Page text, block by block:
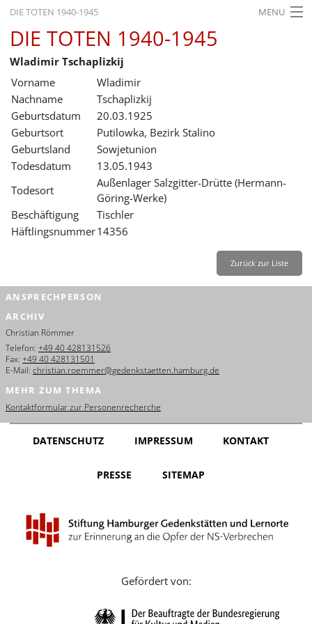
DIE TOTEN 1940-1945 MENU
STARTSEITE
AKTUELLES
AUSSTELLUNGEN
GESCHICHTE
BILDUNG
SERVICE
Deutsch Zurück
Deutsch
Français
Dansk
Español
Italiano
Português
Yкраїнський
Русский
Gebärdensprache
DIE TOTEN 1940-1945
Wladimir Tschaplizkij
Vorname
Wladimir
Nachname
Tschaplizkij
Geburtsdatum
20.03.1925
Geburtsort
Putilowka, Bezirk Stalino
Geburtsland
Sowjetunion
Todesdatum
13.05.1943
Todesort
Außenlager Salzgitter-Drütte (Hermann-
Göring-Werke)
Beschäftigung
Tischler
Häftlingsnummer14356
Zurück zur Liste
ANSPRECHPERSON
ARCHIV
Christian Römmer
Telefon: +49 40 428131526
Fax: +49 40 428131501
E-Mail: christian.roemmer@gedenkstaetten.hamburg.de
MEHR ZUM THEMA
Kontaktformular zur Personenrecherche
DATENSCHUTZ IMPRESSUM KONTAKT
PRESSE SITEMAP
Gefördert von: